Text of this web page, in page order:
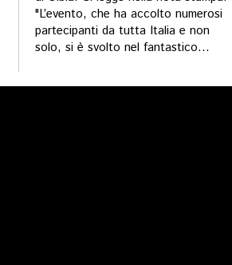
"L’evento, che ha accolto numerosi
partecipanti da tutta Italia e non
solo, si è svolto nel fantastico...